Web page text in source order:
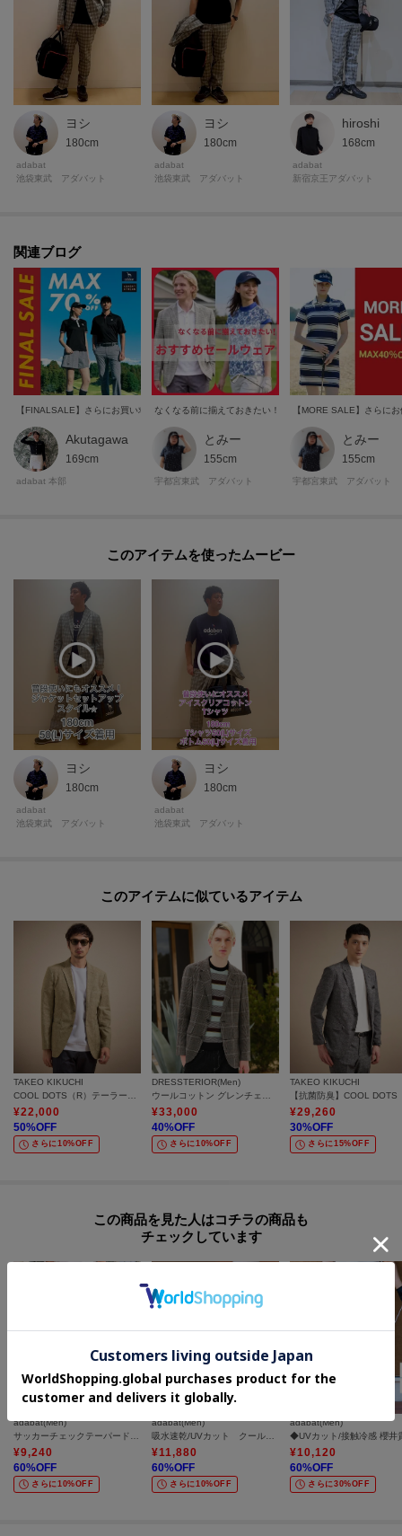
ヨシ
180cm
adabat
池袋東武 アダバット
ヨシ
180cm
adabat
池袋東武 アダバット
hiroshi
168cm
adabat
新宿京王アダバット
関連ブログ
【FINALSALE】さらにお買い求めやすくなったアイテムをレディース、メンズ別にチェック
Akutagawa
169cm
adabat 本部
なくなる前に揃えておきたい！おすすめセールウェア
とみー
155cm
宇都宮東武 アダバット
【MORE SALE】さらに
とみー
155cm
宇都宮東武 アダバット
このアイテムを使ったムービー
ヨシ
180cm
adabat
池袋東武 アダバット
ヨシ
180cm
adabat
池袋東武 アダバット
このアイテムに似ているアイテム
TAKEO KIKUCHI
COOL DOTS（R）テーラードジャケット
¥22,000
50%OFF
さらに10%OFF
DRESSTERIOR(Men)
ウールコットン グレンチェックジャケット
¥33,000
40%OFF
さらに10%OFF
TAKEO KIKUCHI
¥29,260
30%OFF
さらに15%OFF
この商品を見た人はコチラの商品も
チェックしています
adabat(Men)
¥9,240
60%OFF
さらに10%OFF
adabat(Men)
¥11,880
60%OFF
さらに10%OFF
adabat(Men)
¥10,120
60%OFF
さらに30%OFF